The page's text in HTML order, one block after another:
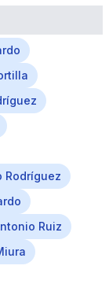
Rodríguez
Ruiz